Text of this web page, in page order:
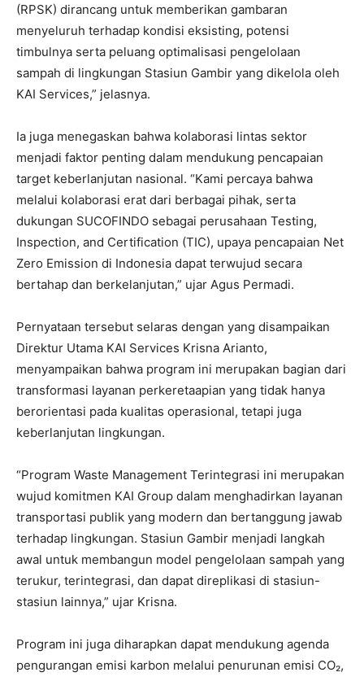
(RPSK) dirancang untuk memberikan gambaran
menyeluruh terhadap kondisi eksisting, potensi
timbulnya serta peluang optimalisasi pengelolaan
sampah di lingkungan Stasiun Gambir yang dikelola oleh
KAI Services,” jelasnya.
Ia juga menegaskan bahwa kolaborasi lintas sektor
menjadi faktor penting dalam mendukung pencapaian
target keberlanjutan nasional. “Kami percaya bahwa
melalui kolaborasi erat dari berbagai pihak, serta
dukungan SUCOFINDO sebagai perusahaan Testing,
Inspection, and Certification (TIC), upaya pencapaian Net
Zero Emission di Indonesia dapat terwujud secara
bertahap dan berkelanjutan,” ujar Agus Permadi.
Pernyataan tersebut selaras dengan yang disampaikan
Direktur Utama KAI Services Krisna Arianto,
menyampaikan bahwa program ini merupakan bagian dari
transformasi layanan perkeretaapian yang tidak hanya
berorientasi pada kualitas operasional, tetapi juga
keberlanjutan lingkungan.
“Program Waste Management Terintegrasi ini merupakan
wujud komitmen KAI Group dalam menghadirkan layanan
transportasi publik yang modern dan bertanggung jawab
terhadap lingkungan. Stasiun Gambir menjadi langkah
awal untuk membangun model pengelolaan sampah yang
terukur, terintegrasi, dan dapat direplikasi di stasiun-
stasiun lainnya,” ujar Krisna.
Program ini juga diharapkan dapat mendukung agenda
pengurangan emisi karbon melalui penurunan emisi CO₂,